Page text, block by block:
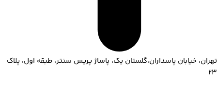
تهران، خیابان پاسداران،گلستان یک، پاساژ پریس سنتر، طبقه اول، پلاک
۲۳